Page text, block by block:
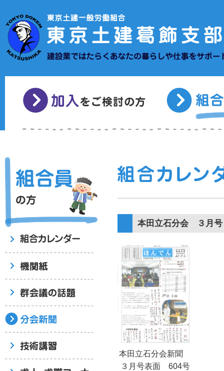
本田立石分会 ３月
本田立石分会新聞
３月号表面 604号